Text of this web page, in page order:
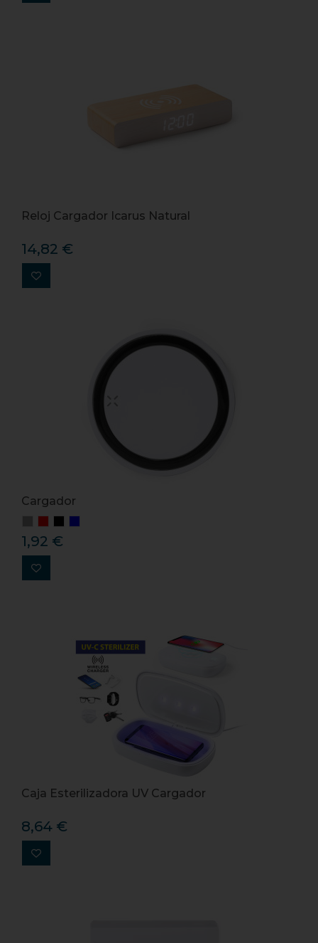
Reloj Cargador Icarus Natural
14,82 €
Cargador
1,92 €
Caja Esterilizadora UV Cargador
8,64 €